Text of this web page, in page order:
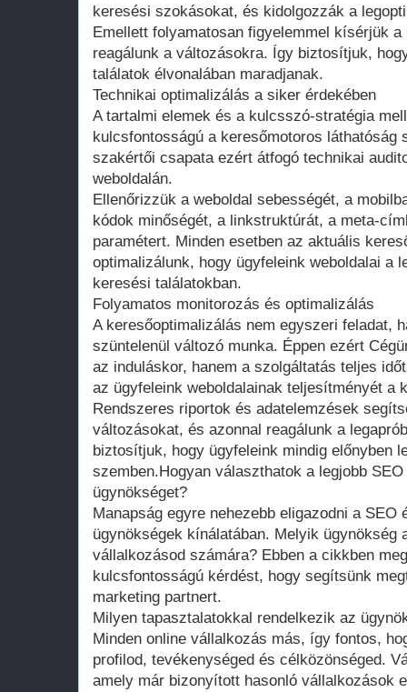
keresési szokásokat, és kidolgozzák a
Emellett folyamatosan figyelemmel kísérjük
reagálunk a változásokra. Így biztosítjuk,
találatok élvonalában maradjanak.
Technikai optimalizálás a siker érdekében
A tartalmi elemek és a kulcsszó-stratégia
kulcsfontosságú a keresőmotoros láthatóság
szakértői csapata ezért átfogó technikai
weboldalán.
Ellenőrizzük a weboldal sebességét, a
kódok minőségét, a linkstruktúrát, a meta-
paramétert. Minden esetben az aktuális
optimalizálunk, hogy ügyfeleink weboldalai a
keresési találatokban.
Folyamatos monitorozás és optimalizálás
A keresőoptimalizálás nem egyszeri feladat,
szüntelenül változó munka. Éppen ezért
az induláskor, hanem a szolgáltatás teljes
az ügyfeleink weboldalainak teljesítményét a
Rendszeres riportok és adatelemzések
változásokat, és azonnal reagálunk a
biztosítjuk, hogy ügyfeleink mindig előnyben
szemben.Hogyan választhatok a legjobb
ügynökséget?
Manapság egyre nehezebb eligazodni a SEO
ügynökségek kínálatában. Melyik ügynökség
vállalkozásod számára? Ebben a cikkben
kulcsfontosságú kérdést, hogy segítsünk
marketing partnert.
Milyen tapasztalatokkal rendelkezik az
Minden online vállalkozás más, így fontos,
profilod, tevékenységed és célközönséged.
amely már bizonyított hasonló vállalkozások